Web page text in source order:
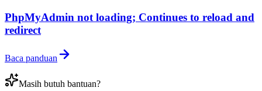
PhpMyAdmin not loading; Continues to reload and
redirect
Baca panduan
Masih butuh bantuan?